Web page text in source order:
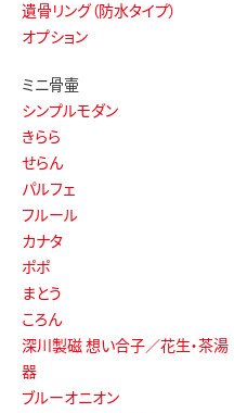
遺骨リング（防水タイプ）
オプション
ミニ骨壷
シンプルモダン
きらら
せらん
パルフェ
フルール
カナタ
ポポ
まとう
ころん
深川製磁 想い合子／花生・茶湯
器
ブルーオニオン